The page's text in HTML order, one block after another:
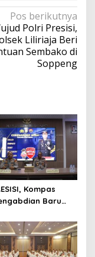
Pos berikutnya
Polri Presisi,
Liliriaja Beri
Sembako di
Soppeng
Kompas
Baru